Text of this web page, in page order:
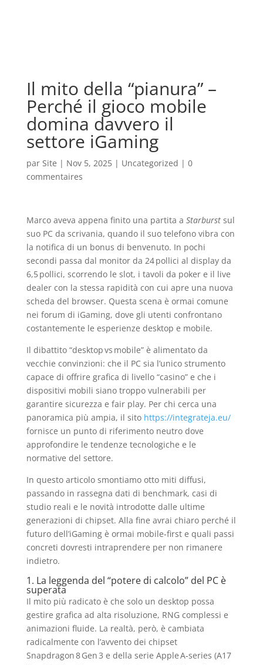
Il mito della “pianura” –
Perché il gioco mobile
domina davvero il
settore iGaming
par Site | Nov 5, 2025| Uncategorized | 0
commentaires
Marco aveva appena finito una partita a Starburstsul
suo PC da scrivania, quando il suo telefono vibra con
la notifica di un bonus di benvenuto. In pochi
secondi passa dal monitor da 24 pollici al display da
6,5 pollici, scorrendo le slot, i tavoli da poker e il live
dealer con la stessa rapidità con cui apre una nuova
scheda del browser. Questa scena è ormai comune
nei forum di iGaming, dove gli utenti confrontano
costantemente le esperienze desktop e mobile.
Il dibattito “desktop vs mobile” è alimentato da
vecchie convinzioni: che il PC sia l’unico strumento
capace di offrire grafica di livello “casino” e che i
dispositivi mobili siano troppo vulnerabili per
garantire sicurezza e fair play. Per chi cerca una
panoramica più ampia, il sito https://integrateja.eu/
fornisce un punto di riferimento neutro dove
approfondire le tendenze tecnologiche e le
normative del settore.
In questo articolo smontiamo otto miti diffusi,
passando in rassegna dati di benchmark, casi di
studio reali e le novità introdotte dalle ultime
generazioni di chipset. Alla fine avrai chiaro perché il
futuro dell’iGaming è ormai mobile‑first e quali passi
concreti dovresti intraprendere per non rimanere
indietro.
1. La leggenda del “potere di calcolo” del PC è
superata
Il mito più radicato è che solo un desktop possa
gestire grafica ad alta risoluzione, RNG complessi e
animazioni fluide. La realtà, però, è cambiata
radicalmente con l’avvento dei chipset
Snapdragon 8 Gen 3 e della serie Apple A‑series (A17